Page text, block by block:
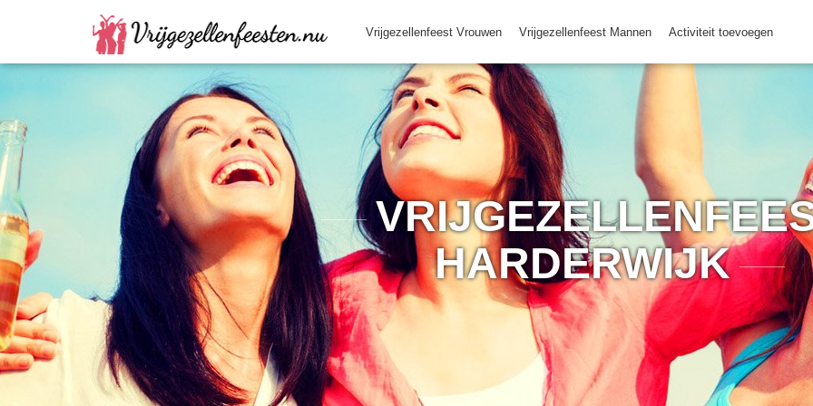
Vrijgezellenfeest Vrouwen Vrijgezellenfeest Mannen Activiteit toevoegen
HARDERWIJK